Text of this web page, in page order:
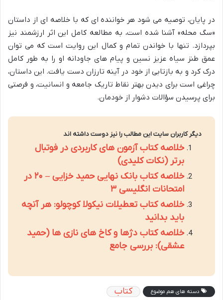
در پایان، توصیه می شود هر خواننده ای که با خلاصه ای از داستان
«سگ محله» آشنا شده است، به مطالعه کامل این اثر ارزشمند نیز
بپردازد. تنها با خواندن تمام و کمال این روایت است که می توان
عمق طنز سیاه عزیز نسین و پیام های جاودانه او را به طور کامل
درک کرد و به بازتابی از خود در آینه تارزان دست یافت. این داستان،
چراغی است برای دیدن بهتر نقاط تاریک جامعه و انسانیت، و فرصتی
برای پرسیدن سؤالات دشوار از خودمان.
دیگر کاربران سایت این مطالب را نیز دوست داشته اند
خلاصه کتاب آزمون های کاربردی در فوتبال
برتر (نکات کلیدی)
خلاصه کتاب بانک نهایی حمید خزایی – ۲۰ در
امتحانات انگلیسی ۳
خلاصه کتاب تعطیلات نیکولا کوچولو: هر آنچه
باید بدانید
خلاصه کتاب دژها و کاخ های نازی ها (حمید
عشقی): بررسی جامع
دسته های هم موضوع کتاب